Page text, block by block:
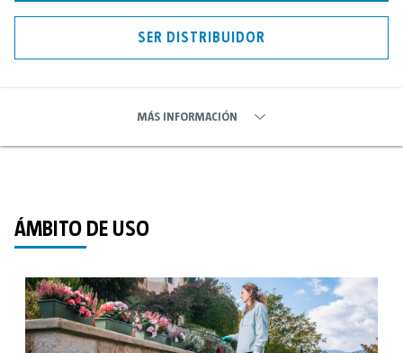
SER DISTRIBUIDOR
MÁS INFORMACIÓN
ÁMBITO DE USO